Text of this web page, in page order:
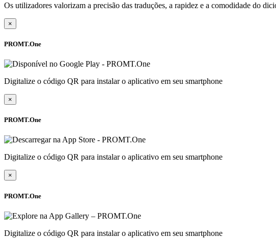
Os utilizadores valorizam a precisão das traduções, a rapidez e a comodidade do
×
PROMT.One
Digitalize o código QR para instalar o aplicativo em seu smartphone
×
PROMT.One
Digitalize o código QR para instalar o aplicativo em seu smartphone
×
PROMT.One
Digitalize o código QR para instalar o aplicativo em seu smartphone